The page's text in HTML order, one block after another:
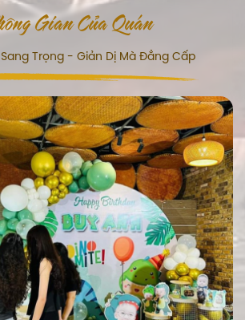
Gian Của Quán
Trọng - Giản Dị Mà Đẳng Cấp